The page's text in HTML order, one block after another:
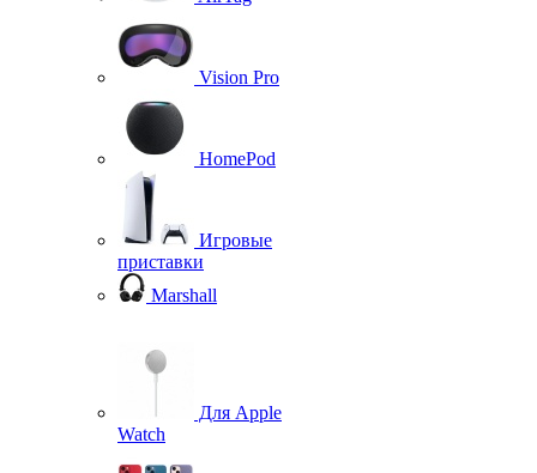
Vision Pro
HomePod
Игровые
приставки
Marshall
Для Apple
Watch